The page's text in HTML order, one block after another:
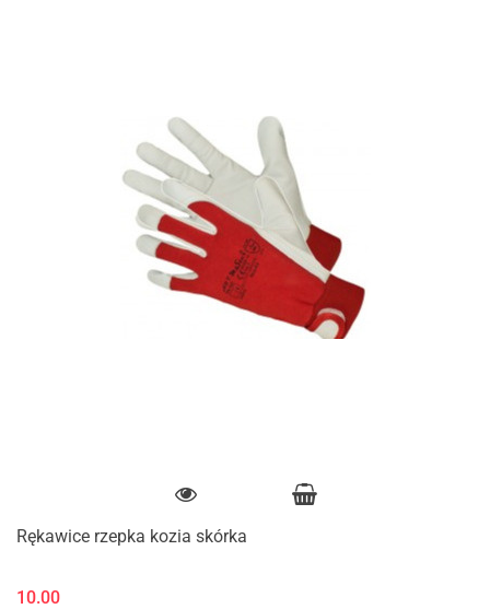
Rękawice rzepka kozia skórka
10.00